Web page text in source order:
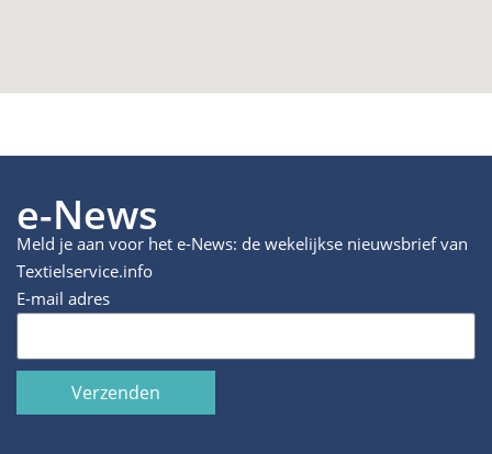
e-News
Meld je aan voor het e-News: de wekelijkse nieuwsbrief van
Textielservice.info
E-mail adres
Verzenden